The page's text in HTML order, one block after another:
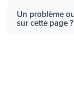
Un problème
sur cette page ?